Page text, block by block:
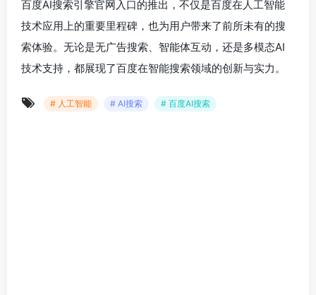
百度AI搜索引擎官网入口的推出，不仅是百度在人工智能
技术应用上的重要里程碑，也为用户带来了前所未有的搜
索体验。无论是无广告搜索、智能体互动，还是多模态AI
技术支持，都展现了百度在智能搜索领域的创新与实力。
# 人工智能 # AI搜索 # 百度AI搜索